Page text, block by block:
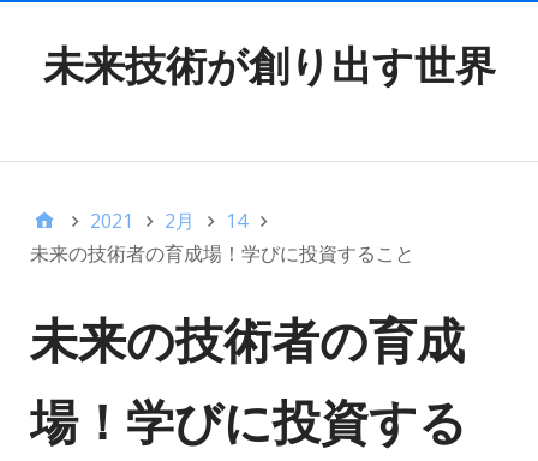
未来技術が創り出す世界
2021 2月
14
未来の技術者の育成場！学びに投資すること
未来の技術者の育成
場！学びに投資する